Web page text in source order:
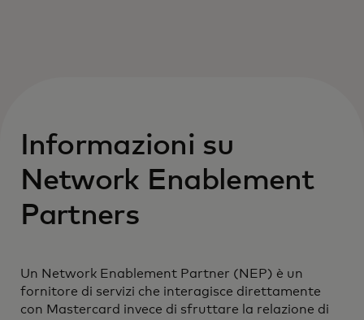
Informazioni su
Network Enablement
Partners
Un Network Enablement Partner (NEP) è un
fornitore di servizi che interagisce direttamente
con Mastercard invece di sfruttare la relazione di